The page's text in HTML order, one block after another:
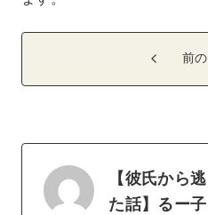
前
【彼氏から
た話】るー子